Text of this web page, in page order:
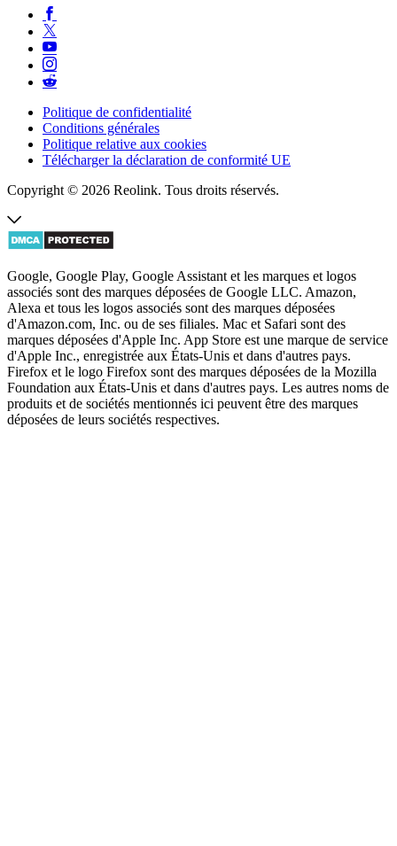
Politique de confidentialité
Conditions générales
Politique relative aux cookies
Télécharger la déclaration de conformité UE
Copyright © 2026 Reolink. Tous droits réservés.
Google, Google Play, Google Assistant et les marques et logos
associés sont des marques déposées de Google LLC. Amazon,
Alexa et tous les logos associés sont des marques déposées
d'Amazon.com, Inc. ou de ses filiales. Mac et Safari sont des
marques déposées d'Apple Inc. App Store est une marque de service
d'Apple Inc., enregistrée aux États-Unis et dans d'autres pays.
Firefox et le logo Firefox sont des marques déposées de la Mozilla
Foundation aux États-Unis et dans d'autres pays. Les autres noms de
produits et de sociétés mentionnés ici peuvent être des marques
déposées de leurs sociétés respectives.